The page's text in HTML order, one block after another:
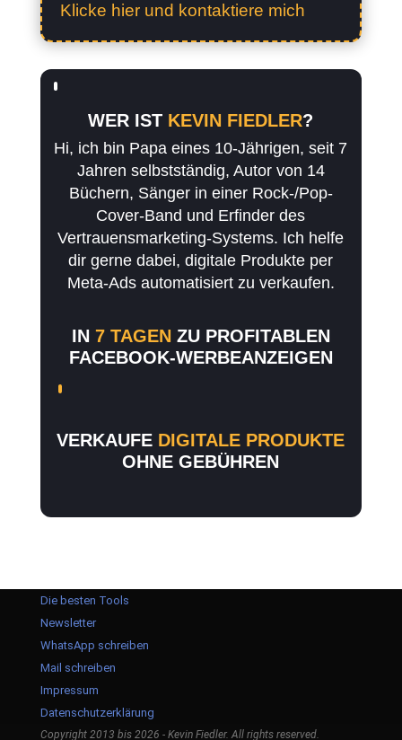
Klicke hier und kontaktiere mich
WER IST KEVIN FIEDLER?
Hi, ich bin Papa eines 10-Jährigen, seit 7
Jahren selbstständig, Autor von 14
Büchern, Sänger in einer Rock-/Pop-
Cover-Band und Erfinder des
Vertrauensmarketing-Systems. Ich helfe
dir gerne dabei, digitale Produkte per
Meta-Ads automatisiert zu verkaufen.
IN 7 TAGEN ZU PROFITABLEN
FACEBOOK-WERBEANZEIGEN
VERKAUFE DIGITALE PRODUKTE
OHNE GEBÜHREN
Die besten Tools
Newsletter
WhatsApp schreiben
Mail schreiben
Impressum
Datenschutzerklärung
Copyright 2013 bis 2026 - Kevin Fiedler. All rights reserved.